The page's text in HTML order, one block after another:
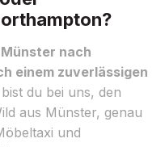
nach
einem zuverlässigen
du bei uns, den
aus Münster, genau
und